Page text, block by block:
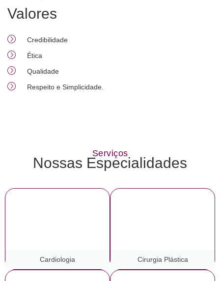
Valores
Credibilidade
Ética
Qualidade
Respeito e Simplicidade.
Serviços
Nossas Especialidades
Cardiologia Cirurgia Plástica